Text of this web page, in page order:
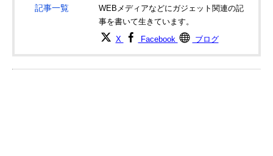
記事一覧
WEBメディアなどにガジェット関連の記
事を書いて生きています。
X Facebook ブログ